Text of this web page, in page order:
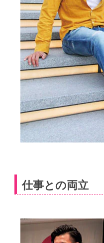
仕事との両立